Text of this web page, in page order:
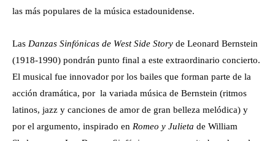
las más populares de la música estadounidense.
Las Danzas Sinfónicas de West Side Story de Leonard Bernstein
(1918-1990) pondrán punto final a este extraordinario concierto.
El musical fue innovador por los bailes que forman parte de la
acción dramática, por la variada música de Bernstein (ritmos
latinos, jazz y canciones de amor de gran belleza melódica) y
por el argumento, inspirado en Romeo y Julieta de William